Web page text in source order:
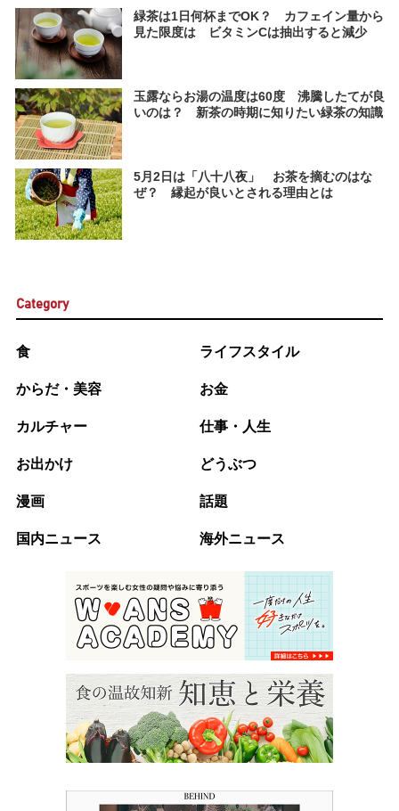
緑茶は1日何杯までOK？ カフェイン量から
見た限度は ビタミンCは抽出すると減少
玉露ならお湯の温度は60度 沸騰したてが良
いのは？ 新茶の時期に知りたい緑茶の知識
5月2日は「八十八夜」 お茶を摘むのはな
ぜ？ 縁起が良いとされる理由とは
Category
食 ライフスタイル
からだ・美容 お金
カルチャー 仕事・人生
お出かけ どうぶつ
漫画 話題
国内ニュース 海外ニュース